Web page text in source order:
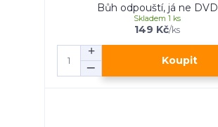
Bůh odpouští, já ne DVD
149 Kč/ks
Skladem 1 ks
Koupit